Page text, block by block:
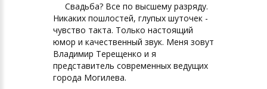
Свадьба? Все по высшему разряду.
Никаких пошлостей, глупых шуточек -
чувство такта. Только настоящий
юмор и качественный звук. Меня зовут
Владимир Терещенко и я
представитель современных ведущих
города Могилева.